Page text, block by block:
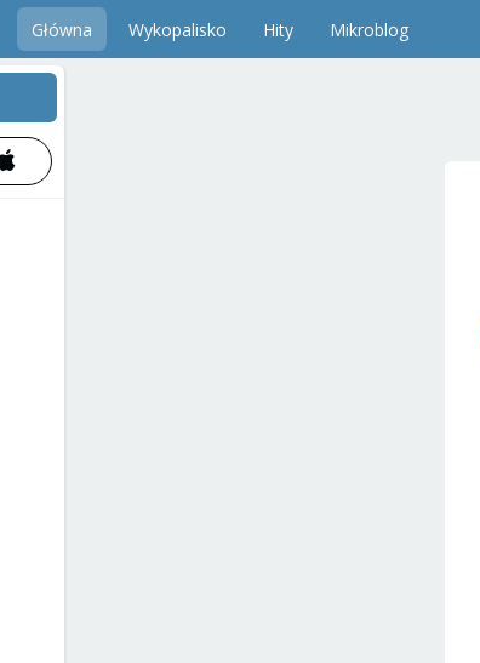
Główna Wykopalisko Hity Mikroblog